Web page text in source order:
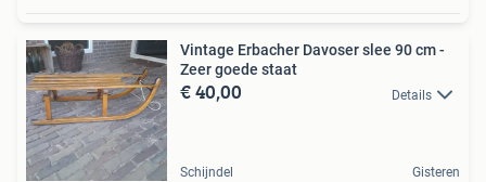
Vintage Erbacher Davoser slee 90 cm -
Zeer goede staat
€ 40,00 Details
Schijndel Gisteren